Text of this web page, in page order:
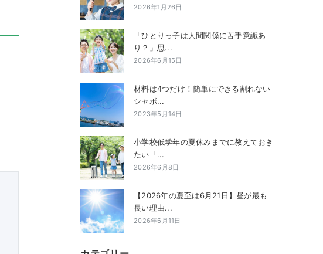
2026年1月26日
「ひとりっ子は人間関係に苦手意識あ
り？」思...
2026年6月15日
材料は4つだけ！簡単にできる割れない
シャボ...
2023年5月14日
小学校低学年の夏休みまでに教えておき
たい「...
2026年6月8日
【2026年の夏至は6月21日】昼が最も
長い理由...
2026年6月11日